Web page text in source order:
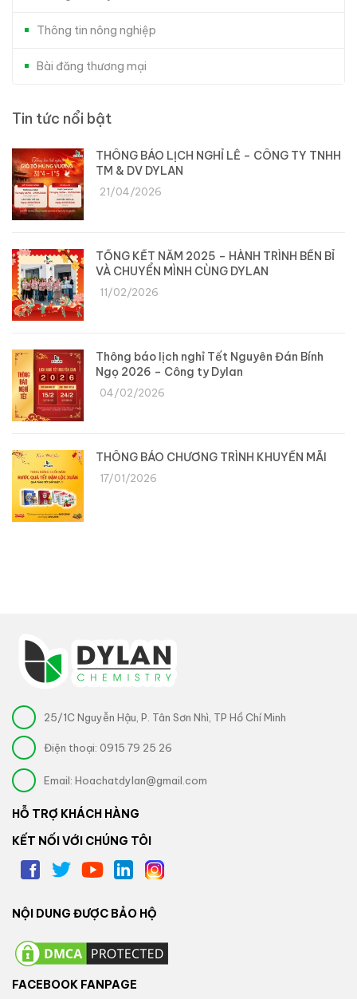
Thông tin nông nghiệp
Bài đăng thương mại
Tin tức nổi bật
THÔNG BÁO LỊCH NGHỈ LỄ – CÔNG TY TNHH
TM & DV DYLAN
21/04/2026
TỔNG KẾT NĂM 2025 – HÀNH TRÌNH BỀN BỈ
VÀ CHUYỂN MÌNH CÙNG DYLAN
11/02/2026
Thông báo lịch nghỉ Tết Nguyên Đán Bính
Ngọ 2026 – Công ty Dylan
04/02/2026
THÔNG BÁO CHƯƠNG TRÌNH KHUYẾN MÃI
17/01/2026
25/1C Nguyễn Hậu, P. Tân Sơn Nhì, TP Hồ Chí Minh
Điện thoại: 0915 79 25 26
Email: Hoachatdylan@gmail.com
HỖ TRỢ KHÁCH HÀNG
KẾT NỐI VỚI CHÚNG TÔI
NỘI DUNG ĐƯỢC BẢO HỘ
FACEBOOK FANPAGE